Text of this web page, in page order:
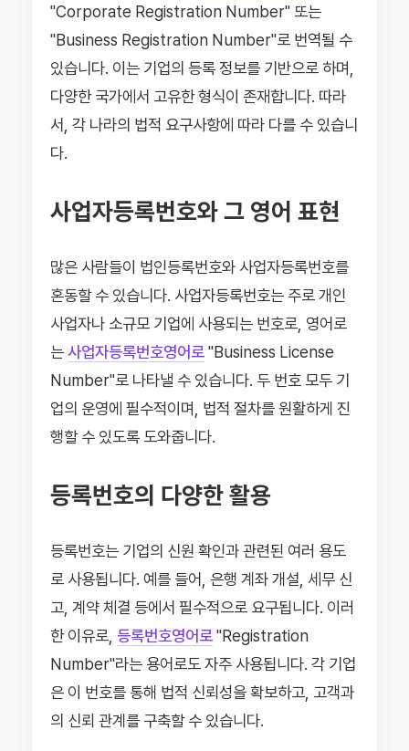
"Corporate Registration Number" 또는
"Business Registration Number"로 번역될 수
있습니다. 이는 기업의 등록 정보를 기반으로 하며,
다양한 국가에서 고유한 형식이 존재합니다. 따라
서, 각 나라의 법적 요구사항에 따라 다를 수 있습니
다.
사업자등록번호와 그 영어 표현
많은 사람들이 법인등록번호와 사업자등록번호를
혼동할 수 있습니다. 사업자등록번호는 주로 개인
사업자나 소규모 기업에 사용되는 번호로, 영어로
는사업자등록번호영어로"Business License
Number"로 나타낼 수 있습니다. 두 번호 모두 기
업의 운영에 필수적이며, 법적 절차를 원활하게 진
행할 수 있도록 도와줍니다.
등록번호의 다양한 활용
등록번호는 기업의 신원 확인과 관련된 여러 용도
로 사용됩니다. 예를 들어, 은행 계좌 개설, 세무 신
고, 계약 체결 등에서 필수적으로 요구됩니다. 이러
한 이유로, 등록번호영어로"Registration
Number"라는 용어로도 자주 사용됩니다. 각 기업
은 이 번호를 통해 법적 신뢰성을 확보하고, 고객과
의 신뢰 관계를 구축할 수 있습니다.